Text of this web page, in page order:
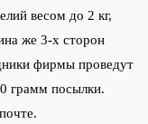
весом до 2 кг,
же 3-х сторон
фирмы проведут
грамм посылки.